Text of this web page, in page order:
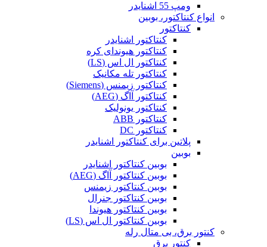
ومپ 55 اشنایدر
انواع کنتاکتور، بوبین
کنتاکتور
کنتاکتور اشنایدر
کنتاکتور هیوندای کره
کنتاکتور ال اس (LS)
کنتاکتور تله مکانیک
کنتاکتور زیمنس (Siemens)
کنتاکتور آاگ (AEG)
کنتاکتور یونولیک
کنتاکتور ABB
کنتاکتور DC
پلاتین برای کنتاکتور اشنایدر
بوبین
بوبین کنتاکتور اشنایدر
بوبین کنتاکتور آاگ (AEG)
بوبین کنتاکتور زیمنس
بوبین کنتاکتور جنرال
بوبین کنتاکتور هیوندا
بوبین کنتاکتور ال اس (LS)
کنتور برق، بی متال رله
کنتور برق